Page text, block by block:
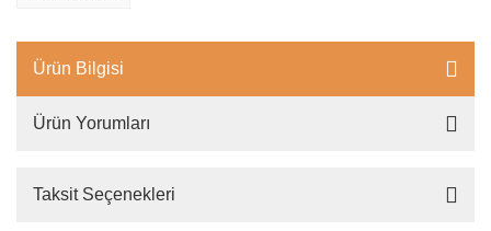
Ürün Bilgisi
Ürün Yorumları
Taksit Seçenekleri